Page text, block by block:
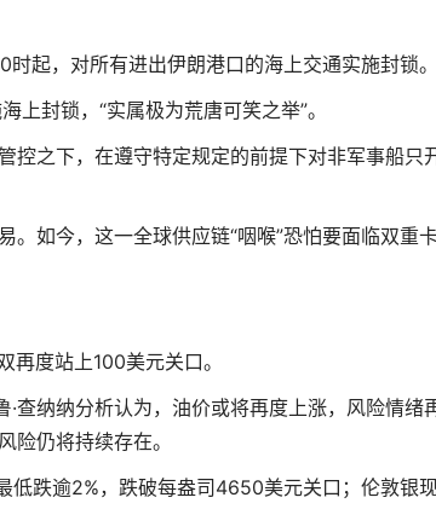
，对所有进出伊朗港口的海上交通实施封锁。
封锁，“实属极为荒唐可笑之举”。
之下，在遵守特定规定的前提下对非军事船只
如今，这一全球供应链“咽喉”恐怕要面临双重
度站上100美元关口。
纳纳分析认为，油价或将再度上涨，风险情绪
险仍将持续存在。
跌逾2%，跌破每盎司4650美元关口；伦敦银